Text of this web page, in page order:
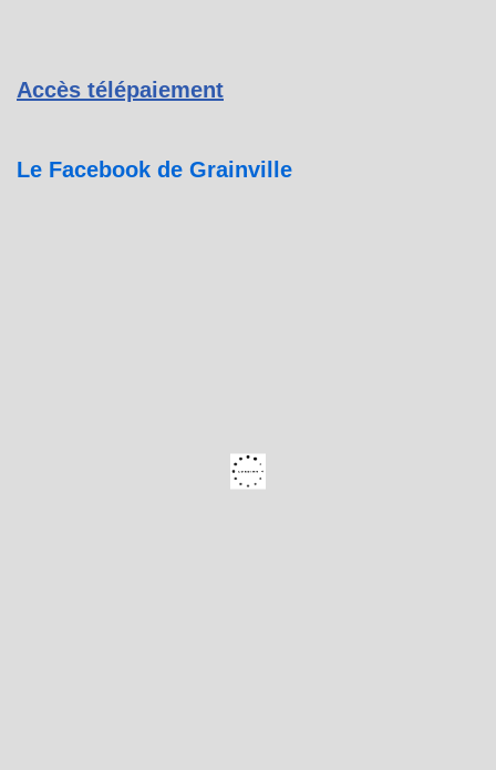
Accès télépaiement
Le Facebook de Grainville